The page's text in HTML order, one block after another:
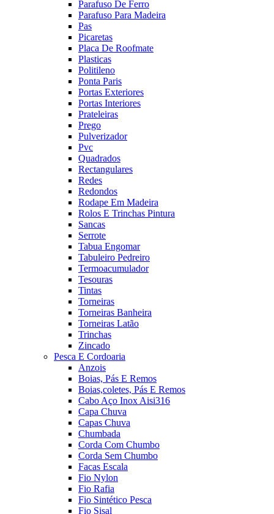
Parafuso De Ferro
Parafuso Para Madeira
Pas
Picaretas
Placa De Roofmate
Plasticas
Politileno
Ponta Paris
Portas Exteriores
Portas Interiores
Prateleiras
Prego
Pulverizador
Pvc
Quadrados
Rectangulares
Redes
Redondos
Rodape Em Madeira
Rolos E Trinchas Pintura
Sancas
Serrote
Tabua Engomar
Tabuleiro Pedreiro
Termoacumulador
Tesouras
Tintas
Torneiras
Torneiras Banheira
Torneiras Latão
Trinchas
Zincado
Pesca E Cordoaria
Anzois
Boias, Pás E Remos
Boias,coletes, Pás E Remos
Cabo Aço Inox Aisi316
Capa Chuva
Capas Chuva
Chumbada
Corda Com Chumbo
Corda Sem Chumbo
Facas Escala
Fio Nylon
Fio Rafia
Fio Sintético Pesca
Fio Sisal